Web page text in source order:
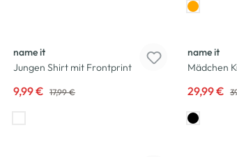
name it
Jungen Shirt mit Frontprint
9,99 € 17,99 €
name it
Mädchen
29,99 €